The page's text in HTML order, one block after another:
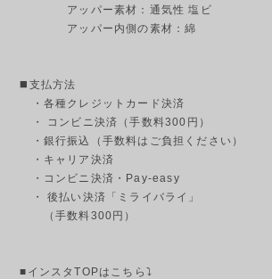
アッパー素材：通気性 塩ビ
アッパー内側の素材：綿
◼️支払方法
・各種クレジットカード決済
・ コンビニ決済（手数料300円）
・銀行振込（手数料はご負担ください）
・キャリア決済
・コンビニ決済・Pay-easy
・ 後払い決済「ミライバライ」
（手数料300円）
■インスタTOPはこちら⤵